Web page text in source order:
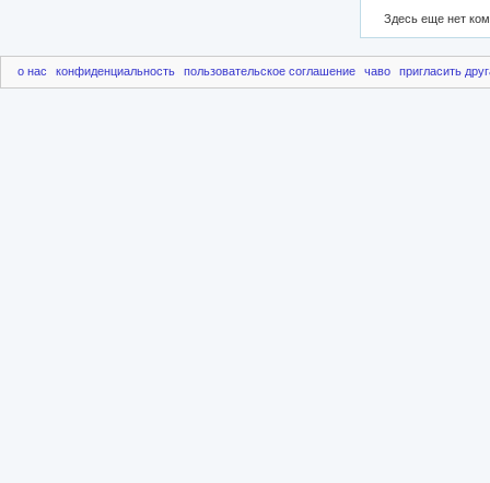
Здесь еще нет
о нас конфиденциальность пользовательское соглашение чаво пригласить